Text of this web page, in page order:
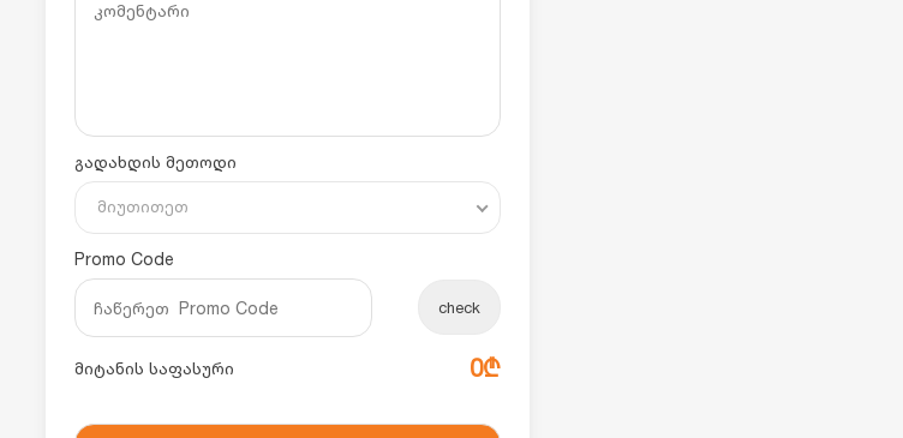
გადახდის მეთოდი
მიუთითეთ
Promo Code
check
მიტანის საფასური 0₾